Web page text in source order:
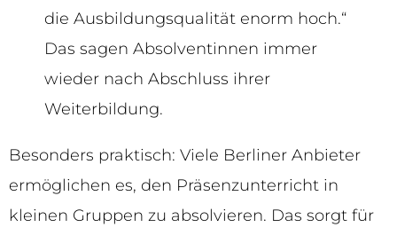
die Ausbildungsqualität enorm hoch.“
Das sagen Absolventinnen immer
wieder nach Abschluss ihrer
Weiterbildung.
Besonders praktisch: Viele Berliner Anbieter
ermöglichen es, den Präsenzunterricht in
kleinen Gruppen zu absolvieren. Das sorgt für